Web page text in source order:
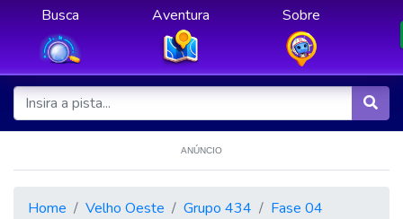
Busca Aventura Sobre
ANÚNCIO
Home Velho Oeste Grupo 434
Fase 04